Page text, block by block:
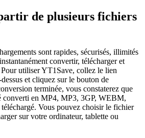
de plusieurs fichiers
sont rapides, sécurisés, illimités
convertir, télécharger et
utiliser YT1Save, collez le lien
et cliquez sur le bouton de
terminée, vous constaterez que
converti en MP4, MP3, 3GP, WEBM,
Vous pouvez choisir le fichier
sur votre ordinateur, tablette ou